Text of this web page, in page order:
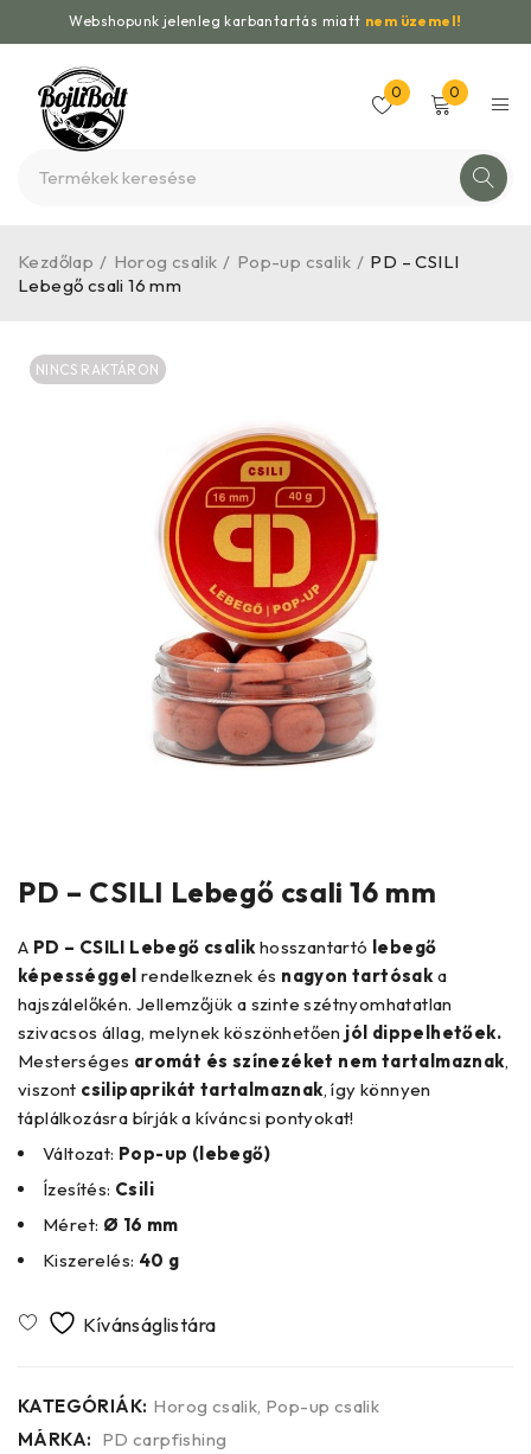
Webshopunk jelenleg karbantartás miatt nem üzemel!
0 0
Kezdőlap / Horog csalik / Pop-up csalik / PD – CSILI
Lebegő csali 16 mm
NINCS RAKTÁRON
PD – CSILI Lebegő csali 16 mm
A PD – CSILI Lebegő csalikhosszantartó lebegő
képességgel rendelkeznek és nagyon tartósaka
hajszálelőkén. Jellemzőjük a szinte szétnyomhatatlan
szivacsos állag, melynek köszönhetően jól dippelhetőek.
Mesterséges aromát és színezéket nem tartalmaznak,
viszont csilipaprikát tartalmaznak, így könnyen
táplálkozásra bírják a kíváncsi pontyokat!
Változat: Pop-up (lebegő)
Ízesítés: Csili
Méret: Ø 16 mm
Kiszerelés: 40 g
KATEGÓRIÁK: Horog csalik, Pop-up csalik
MÁRKA: PD carpfishing